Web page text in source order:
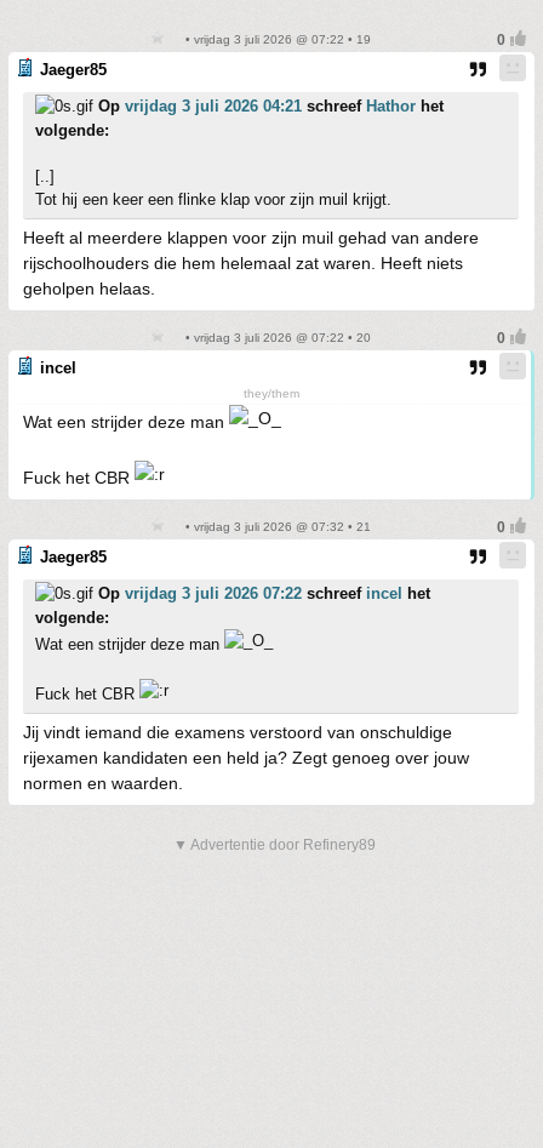
• vrijdag 3 juli 2026 @ 07:22 • 19
Jaeger85
Op vrijdag 3 juli 2026 04:21 schreef Hathor het
volgende:
[..]
Tot hij een keer een flinke klap voor zijn muil krijgt.
Heeft al meerdere klappen voor zijn muil gehad van andere
rijschoolhouders die hem helemaal zat waren. Heeft niets
geholpen helaas.
• vrijdag 3 juli 2026 @ 07:22 • 20
incel
they/them
Wat een strijder deze man
Fuck het CBR
• vrijdag 3 juli 2026 @ 07:32 • 21
Jaeger85
Op vrijdag 3 juli 2026 07:22 schreef incel
het
volgende:
Wat een strijder deze man
Fuck het CBR
Jij vindt iemand die examens verstoord van onschuldige
rijexamen kandidaten een held ja? Zegt genoeg over jouw
normen en waarden.
▼ Advertentie door Refinery89